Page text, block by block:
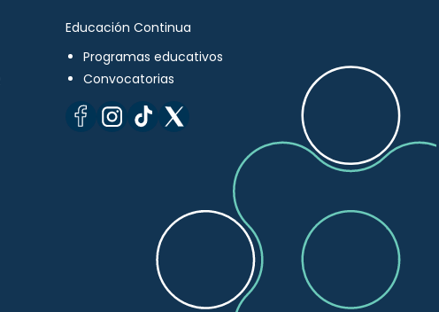
Educación Continua
Programas educativos
Convocatorias